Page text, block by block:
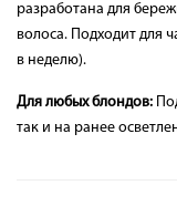
разработана для
волоса. Подходит для
в неделю).
Для любых блондов:
так и на ранее